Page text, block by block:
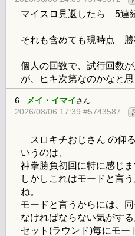
マイスロ見返したら 5連
それも含めても現時点 勝
個人の回数で、試行回数
が、ヒキ次第なのかなと思
6. メイ・イマイ さん
2026/08/06 17:39 #5743587
スロキチおじさん の仰
いうのは、
神拳勝負初回に特に感じま
しかしこれはモードと言
ね。
モードと言うからには、
なければならない気がする
セット(ラウンド)毎にモー